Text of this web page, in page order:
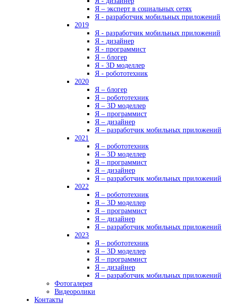
Я – эксперт в социальных сетях
Я - разработчик мобильных приложений
2019
Я - разработчик мобильных приложений
Я - дизайнер
Я - программист
Я – блогер
Я - 3D моделлер
Я - робототехник
2020
Я – блогер
Я – робототехник
Я – 3D моделлер
Я – программист
Я – дизайнер
Я – разработчик мобильных приложений
2021
Я – робототехник
Я – 3D моделлер
Я – программист
Я – дизайнер
Я – разработчик мобильных приложений
2022
Я – робототехник
Я – 3D моделлер
Я – программист
Я – дизайнер
Я – разработчик мобильных приложений
2023
Я – робототехник
Я – 3D моделлер
Я – программист
Я – дизайнер
Я – разработчик мобильных приложений
Фотогалерея
Видеоролики
Контакты